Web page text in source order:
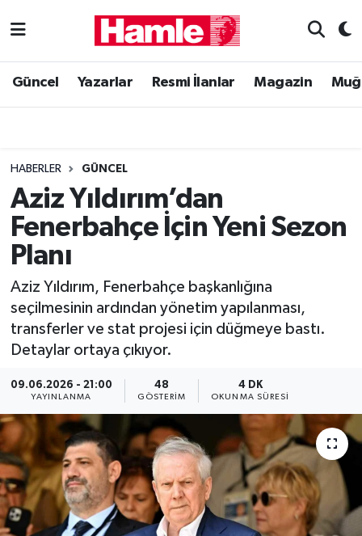
Güncel Yazarlar Resmi İlanlar Magazin
HABERLER GÜNCEL
Aziz Yıldırım’dan
Fenerbahçe İçin Yeni Sezon
Planı
Aziz Yıldırım, Fenerbahçe başkanlığına
seçilmesinin ardından yönetim yapılanması,
transferler ve stat projesi için düğmeye bastı.
Detaylar ortaya çıkıyor.
09.06.2026 - 21:00
YAYINLANMA
48
GÖSTERIM
4 DK
OKUNMA SÜRESI
Güncel
Magazin
Muğla Haber
Siyaset
Muğla Nöbetçi Eczaneler
Muğla Trafik Yoğunluk Haritası
Süper Lig Puan Durumu ve Fikstür
Tüm Manşetler
Son Dakika Haberleri
Haber Arşivi